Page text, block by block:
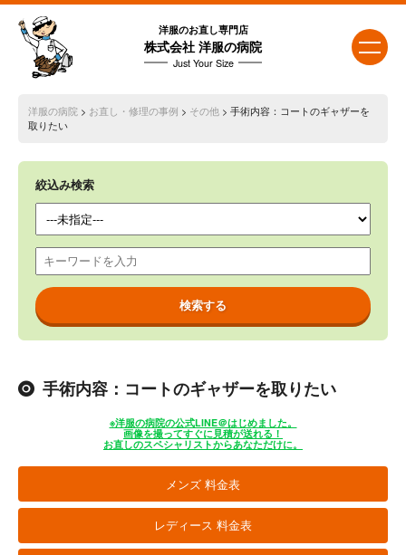
洋服のお直し専門店
株式会社 洋服の病院
Just Your Size
洋服の病院 > お直し・修理の事例 > その他> 手術内容：コートのギャザーを
取りたい
絞込み検索
手術内容：コートのギャザーを取りたい
※洋服の病院の公式LINE＠はじめました。
画像を撮ってすぐに見積が送れる！
お直しのスペシャリストからあなただけに。
メンズ 料金表
レディース 料金表